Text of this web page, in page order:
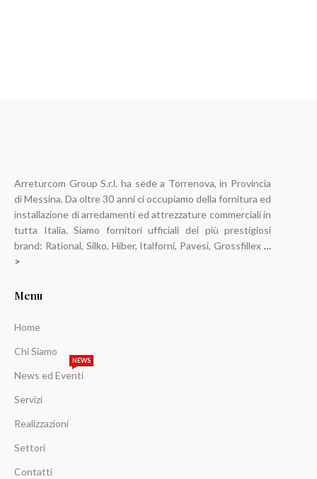
Arreturcom Group S.r.l. ha sede a Torrenova, in Provincia
di Messina. Da oltre 30 anni ci occupiamo della fornitura ed
installazione di arredamenti ed attrezzature commerciali in
tutta Italia. Siamo fornitori ufficiali dei più prestigiosi
brand: Rational, Silko, Hiber, Italforni, Pavesi, Grossfillex…
>
Menu
Home
Chi Siamo
News ed Eventi
NEWS
Servizi
Realizzazioni
Settori
Contatti